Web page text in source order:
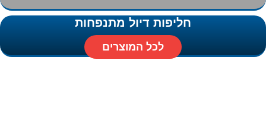
חליפות דיול מתנפחות
לכל המוצרים